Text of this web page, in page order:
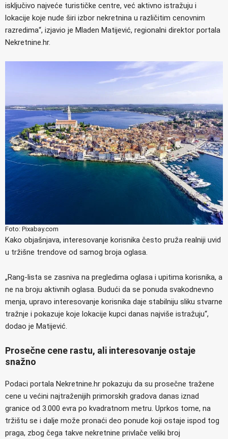
isključivo najveće turističke centre, već aktivno istražuju i
lokacije koje nude širi izbor nekretnina u različitim cenovnim
razredima“, izjavio je Mladen Matijević, regionalni direktor portala
Nekretnine.hr.
Foto: Pixabay.com
Kako objašnjava, interesovanje korisnika često pruža realniji uvid
u tržišne trendove od samog broja oglasa.
„Rang-lista se zasniva na pregledima oglasa i upitima korisnika, a
ne na broju aktivnih oglasa. Budući da se ponuda svakodnevno
menja, upravo interesovanje korisnika daje stabilniju sliku stvarne
tražnje i pokazuje koje lokacije kupci danas najviše istražuju“,
dodao je Matijević.
Prosečne cene rastu, ali interesovanje ostaje
snažno
Podaci portala Nekretnine.hr pokazuju da su prosečne tražene
cene u većini najtraženijih primorskih gradova danas iznad
granice od 3.000 evra po kvadratnom metru. Uprkos tome, na
tržištu se i dalje može pronaći deo ponude koji ostaje ispod tog
praga, zbog čega takve nekretnine privlače veliki broj